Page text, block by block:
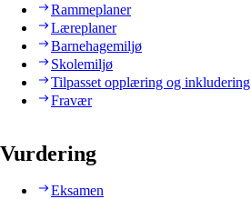
Rammeplaner
Læreplaner
Barnehagemiljø
Skolemiljø
Tilpasset opplæring og inkludering
Fravær
Vurdering
Eksamen